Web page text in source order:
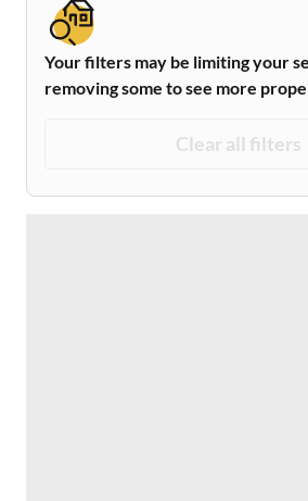
Your filters may be limiting your
removing some to see more
Clear all filters